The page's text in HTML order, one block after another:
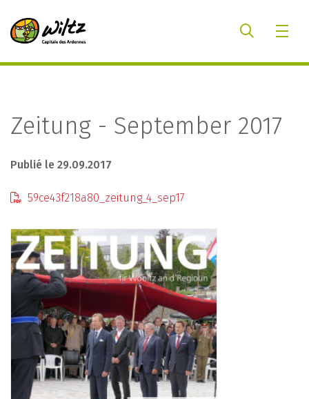
Zeitung - September 2017
Publié le 29.09.2017
59ce43f218a80_zeitung_4_sep17